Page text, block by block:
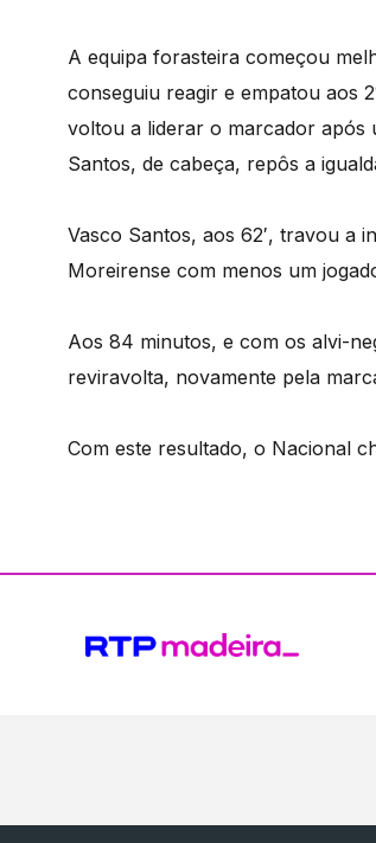
A equipa forasteira começou
conseguiu reagir e empatou aos
voltou a liderar o marcador após
Santos, de cabeça, repôs a
Vasco Santos, aos 62′, travou a
Moreirense com menos um
Aos 84 minutos, e com os alvi-
reviravolta, novamente pela
Com este resultado, o Nacional